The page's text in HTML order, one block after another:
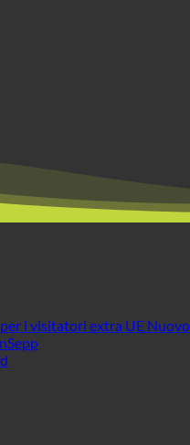
i visitatori extra UE